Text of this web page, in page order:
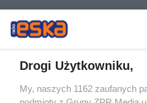
Żaden utwór zamieszczony w serwisie
Drogi Użytkowniku,
My, naszych 1162 zaufanych